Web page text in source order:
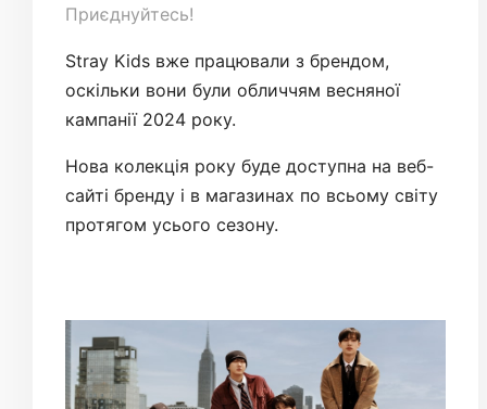
Приєднуйтесь!
Stray Kids вже працювали з брендом,
оскільки вони були обличчям весняної
кампанії 2024 року.
Нова колекція року буде доступна на веб-
сайті бренду і в магазинах по всьому світу
протягом усього сезону.